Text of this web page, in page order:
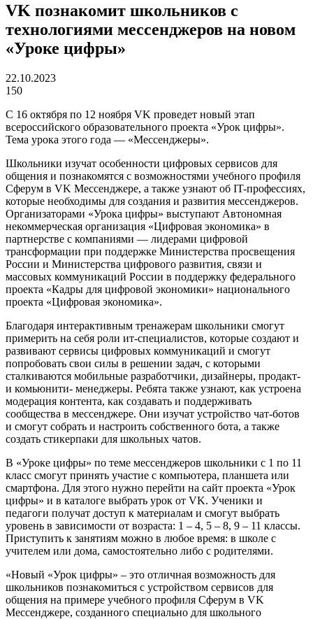
VK познакомит школьников с
технологиями мессенджеров на новом
«Уроке цифры»
22.10.2023
150
С 16 октября по 12 ноября VK проведет новый этап
всероссийского образовательного проекта «Урок цифры».
Тема урока этого года — «Мессенджеры».
Школьники изучат особенности цифровых сервисов для
общения и познакомятся с возможностями учебного профиля
Сферум в VK Мессенджере, а также узнают об IT-профессиях,
которые необходимы для создания и развития мессенджеров.
Организаторами «Урока цифры» выступают Автономная
некоммерческая организация «Цифровая экономика» в
партнерстве с компаниями — лидерами цифровой
трансформации при поддержке Министерства просвещения
России и Министерства цифрового развития, связи и
массовых коммуникаций России в поддержку федерального
проекта «Кадры для цифровой экономики» национального
проекта «Цифровая экономика».
Благодаря интерактивным тренажерам школьники смогут
примерить на себя роли ит-специалистов, которые создают и
развивают сервисы цифровых коммуникаций и смогут
попробовать свои силы в решении задач, с которыми
сталкиваются мобильные разработчики, дизайнеры, продакт-
и комьюнити- менеджеры. Ребята также узнают, как устроена
модерация контента, как создавать и поддерживать
сообщества в мессенджере. Они изучат устройство чат-ботов
и смогут собрать и настроить собственного бота, а также
создать стикерпаки для школьных чатов.
В «Уроке цифры» по теме мессенджеров школьники с 1 по 11
класс смогут принять участие с компьютера, планшета или
смартфона. Для этого нужно перейти на сайт проекта «Урок
цифры» и в каталоге выбрать урок от VK. Ученики и
педагоги получат доступ к материалам и смогут выбрать
уровень в зависимости от возраста: 1 – 4, 5 – 8, 9 – 11 классы.
Приступить к занятиям можно в любое время: в школе с
учителем или дома, самостоятельно либо с родителями.
«Новый «Урок цифры» – это отличная возможность для
школьников познакомиться с устройством сервисов для
общения на примере учебного профиля Сферум в VK
Мессенджере, созданного специально для школьного